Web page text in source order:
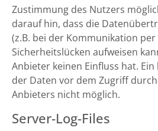
Zustimmung des Nutzers
darauf hin, dass die
(z.B. bei der Kommunikation per
Sicherheitslücken aufweisen
Anbieter keinen Einfluss hat.
der Daten vor dem Zugriff
Anbieters nicht möglich.
Server-Log-Files